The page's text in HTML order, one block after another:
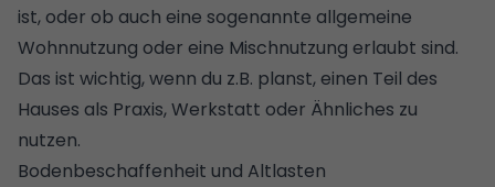
ist, oder ob auch eine sogenannte allgemeine
Wohnnutzung oder eine Mischnutzung erlaubt sind.
Das ist wichtig, wenn du z.B. planst, einen Teil des
Hauses als Praxis, Werkstatt oder Ähnliches zu
nutzen.
Bodenbeschaffenheit und Altlasten